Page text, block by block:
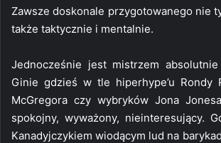
Zawsze doskonale przygotowanego nie
także taktycznie i mentalnie.
Jednocześnie jest mistrzem absolutnie
Ginie gdzieś w tle hiperhype’u Rondy
McGregora czy wybryków Jona
spokojny, wyważony, nieinteresujący.
Kanadyjczykiem wiodącym lud na